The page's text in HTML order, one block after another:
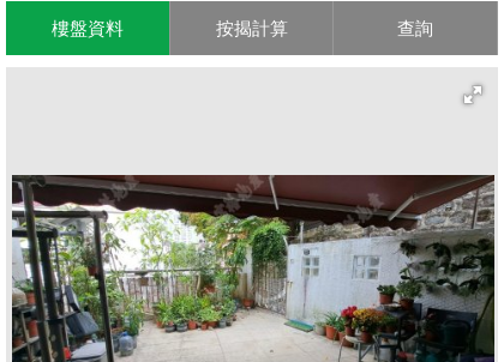
樓盤資料 按揭計算 查詢